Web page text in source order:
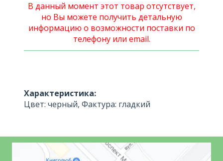
В данный момент этот товар отсутствует,
но Вы можете получить детальную
информацию о возможности поставки по
телефону или email.
Характеристика:
Цвет: черный, Фактура: гладкий